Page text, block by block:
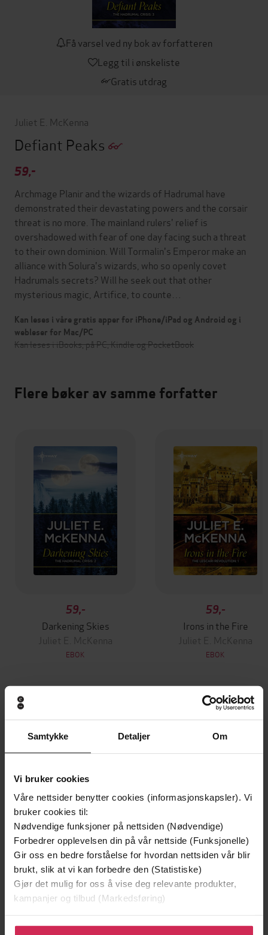
Samtykke Detaljer Om
Vi bruker cookies
Våre nettsider benytter cookies (informasjonskapsler). Vi
bruker cookies til:
Nødvendige funksjoner på nettsiden (Nødvendige)
Forbedrer opplevelsen din på vår nettside (Funksjonelle)
Gir oss en bedre forståelse for hvordan nettsiden vår blir
brukt, slik at vi kan forbedre den (Statistiske)
Gjør det mulig for oss å vise deg relevante produkter,
kampanjer og tilbud (Markedsføring)
Klikk på «Godta alle» for å gi oss ditt samtykke til å
Få varsel ved ny bok av forfatteren
Legg til i ønskeliste
Gratis utdrag
Juliet E. McKenna
Defiant Peaks
59,-
Archmage Planir and the wizards of Hadrumal have
demonstrated their devastating powers and the corsair
threat is no more. The mainland rulers' relief is
overshadowed with fear of one day facing such a threat
to their own dominion. Will Tormalin's Emperor make an
alliance with Solura's wizards, who so openly covet
Hadrumals secrets? Will he seek out that other
mysterious magic, Artifice, to counte…
Kan leses i våre gratis apper for iPhone/iPad og Android og i
webleser for Mac/PC
Kan leses i iBooks, på PC, Kindle og PocketBook
Flere bøker av samme forfatter
59,-
Darkening Skies
Juliet E. McKenna
EBOK
59,-
Irons in the Fire
Juliet E. McKenna
EBOK
Andre har også kjøpt
Premium
Premium